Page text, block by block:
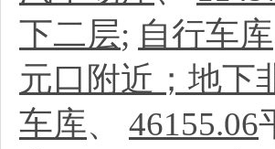
下二层; 自行车库
元口附近；地下
车库、 46155.06